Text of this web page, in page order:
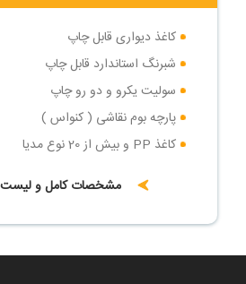
کاغذ دیواری قابل چاپ
شبرنگ استاندارد قابل چاپ
سولیت یکرو و دو رو چاپ
پارچه بوم نقاشی ( کنواس )
کاغذ PP و بیش از 20 نوع مدیا
مشخصات کامل و